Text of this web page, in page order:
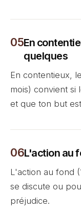
En
quelques
En contentieux,
mois) convient si
et que ton but
L'action au
L'action au fond
se discute ou
préjudice.